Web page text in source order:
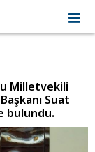
Milletvekili
Suat
bulundu.